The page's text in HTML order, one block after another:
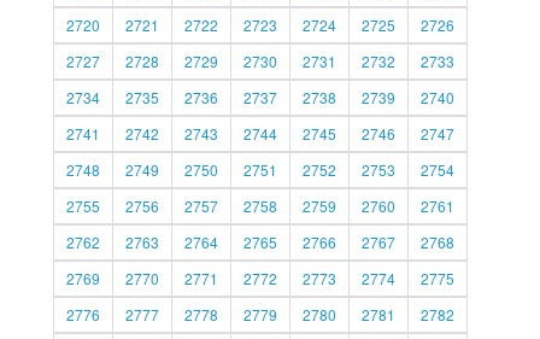
2720
2721 2722 2723 2724 2725
2726
2727
2728 2729 2730 2731 2732
2733
2734
2735 2736 2737 2738 2739
2740
2741
2742 2743 2744 2745 2746
2747
2748
2749 2750 2751 2752 2753
2754
2755
2756 2757 2758 2759 2760
2761
2762
2763 2764 2765 2766 2767
2768
2769
2770 2771 2772 2773 2774
2775
2776
2777 2778 2779 2780 2781
2782